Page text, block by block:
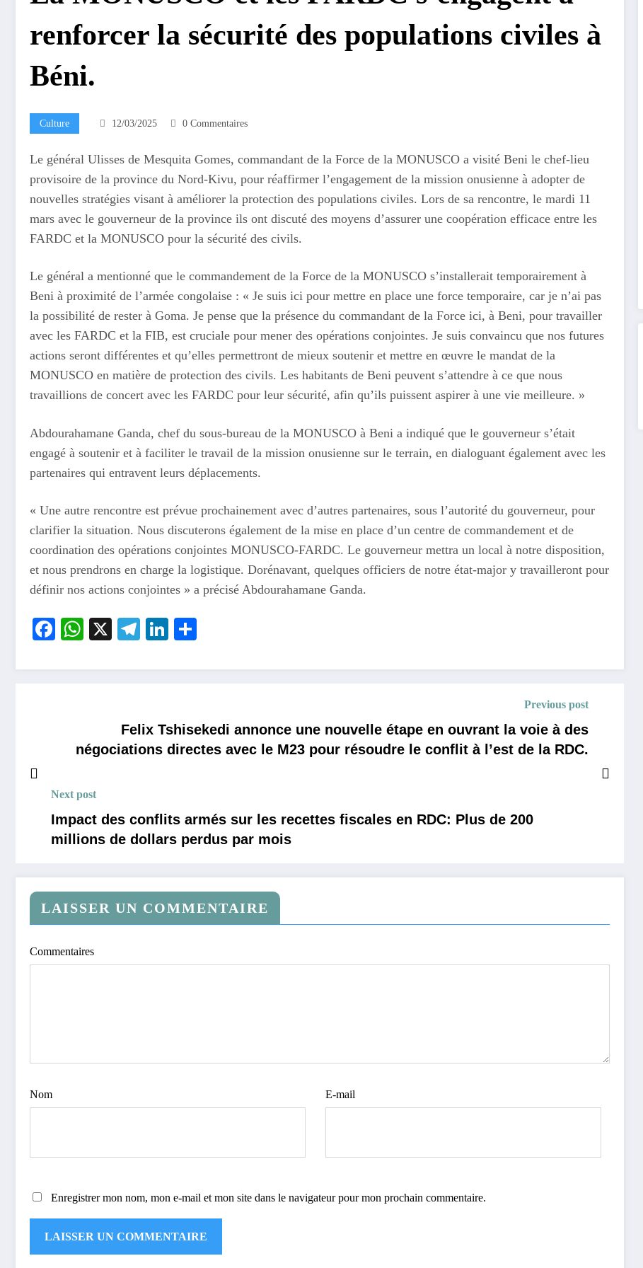
renforcer la sécurité des populations civiles à
Béni.
Culture 12/03/2025 0 Commentaires
Le général Ulisses de Mesquita Gomes, commandant de la Force de la MONUSCO a visité Beni le chef-lieu
provisoire de la province du Nord-Kivu, pour réaffirmer l’engagement de la mission onusienne à adopter de
nouvelles stratégies visant à améliorer la protection des populations civiles. Lors de sa rencontre, le mardi 11
mars avec le gouverneur de la province ils ont discuté des moyens d’assurer une coopération efficace entre les
FARDC et la MONUSCO pour la sécurité des civils.
Le général a mentionné que le commandement de la Force de la MONUSCO s’installerait temporairement à
Beni à proximité de l’armée congolaise : « Je suis ici pour mettre en place une force temporaire, car je n’ai pas
la possibilité de rester à Goma. Je pense que la présence du commandant de la Force ici, à Beni, pour travailler
avec les FARDC et la FIB, est cruciale pour mener des opérations conjointes. Je suis convaincu que nos futures
actions seront différentes et qu’elles permettront de mieux soutenir et mettre en œuvre le mandat de la
MONUSCO en matière de protection des civils. Les habitants de Beni peuvent s’attendre à ce que nous
travaillions de concert avec les FARDC pour leur sécurité, afin qu’ils puissent aspirer à une vie meilleure. »
Abdourahamane Ganda, chef du sous-bureau de la MONUSCO à Beni a indiqué que le gouverneur s’était
engagé à soutenir et à faciliter le travail de la mission onusienne sur le terrain, en dialoguant également avec les
partenaires qui entravent leurs déplacements.
« Une autre rencontre est prévue prochainement avec d’autres partenaires, sous l’autorité du gouverneur, pour
clarifier la situation. Nous discuterons également de la mise en place d’un centre de commandement et de
coordination des opérations conjointes MONUSCO-FARDC. Le gouverneur mettra un local à notre disposition,
et nous prendrons en charge la logistique. Dorénavant, quelques officiers de notre état-major y travailleront pour
définir nos actions conjointes » a précisé Abdourahamane Ganda.
Facebook
WhatsApp
X Telegram
LinkedIn
Previous post
Felix Tshisekedi annonce une nouvelle étape en ouvrant la voie à des
négociations directes avec le M23 pour résoudre le conflit à l’est de la RDC.
Next post
Impact des conflits armés sur les recettes fiscales en RDC: Plus de 200
millions de dollars perdus par mois
LAISSER UN COMMENTAIRE
Commentaires
Nom E-mail
Enregistrer mon nom, mon e-mail et mon site dans le navigateur pour mon prochain commentaire.